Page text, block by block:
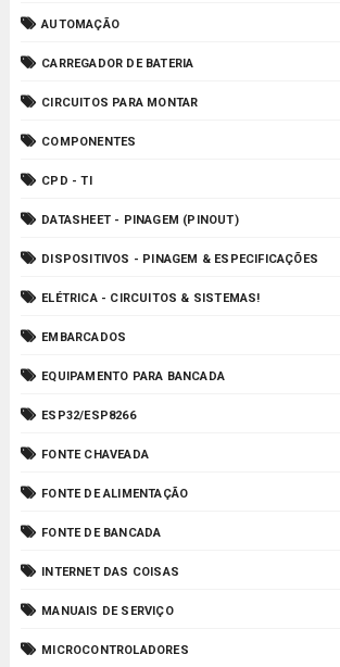
AUTOMAÇÃO
CARREGADOR DE BATERIA
CIRCUITOS PARA MONTAR
COMPONENTES
CPD - TI
DATASHEET - PINAGEM (PINOUT)
DISPOSITIVOS - PINAGEM & ESPECIFICAÇÕES
ELÉTRICA - CIRCUITOS & SISTEMAS!
EMBARCADOS
EQUIPAMENTO PARA BANCADA
ESP32/ESP8266
FONTE CHAVEADA
FONTE DE ALIMENTAÇÃO
FONTE DE BANCADA
INTERNET DAS COISAS
MANUAIS DE SERVIÇO
MICROCONTROLADORES